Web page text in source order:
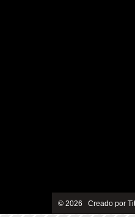
© 2026 Creado por